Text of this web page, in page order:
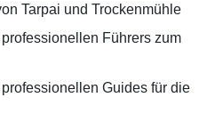
Tarpai und Trockenmühle
Führers zum
Guides für die